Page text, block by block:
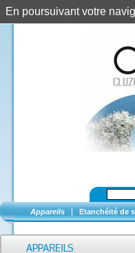
Appareils Etanchéité de
En poursuivant votre